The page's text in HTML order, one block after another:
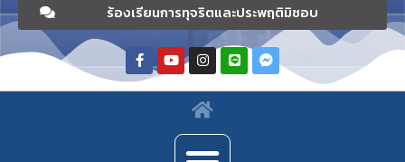
ร้องเรียนการทุจริตและประพฤติมิชอบ